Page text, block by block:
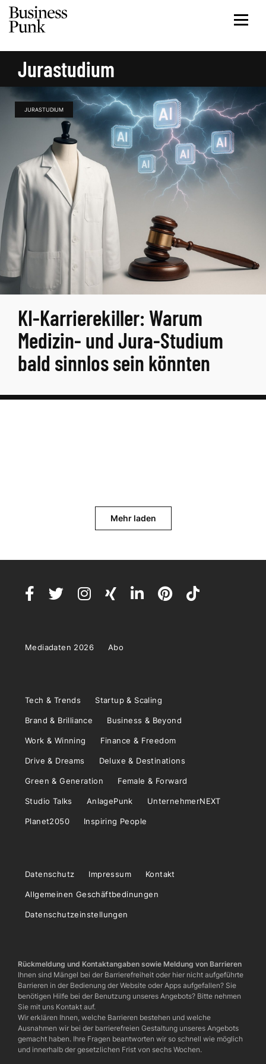
Jurastudium
JURASTUDIUM
KI-Karrierekiller: Warum
Medizin- und Jura-Studium
bald sinnlos sein könnten
Mehr laden
Mediadaten 2026 Abo
Tech & Trends Startup & Scaling
Brand & Brilliance Business & Beyond
Work & Winning Finance & Freedom
Drive & Dreams Deluxe & Destinations
Green & Generation Female & Forward
Studio Talks AnlagePunk UnternehmerNEXT
Planet2050 Inspiring People
Datenschutz Impressum Kontakt
Allgemeinen Geschäftbedinungen
Datenschutzeinstellungen
Rückmeldung und Kontaktangaben sowie Meldung von Barrieren
Ihnen sind Mängel bei der Barrierefreiheit oder hier nicht aufgeführte
Barrieren in der Bedienung der Website oder Apps aufgefallen? Sie
benötigen Hilfe bei der Benutzung unseres Angebots? Bitte nehmen
Sie mit uns Kontakt auf.
Wir erklären Ihnen, welche Barrieren bestehen und welche
Ausnahmen wir bei der barrierefreien Gestaltung unseres Angebots
gemacht haben. Ihre Fragen beantworten wir so schnell wie möglich
und innerhalb der gesetzlichen Frist von sechs Wochen.